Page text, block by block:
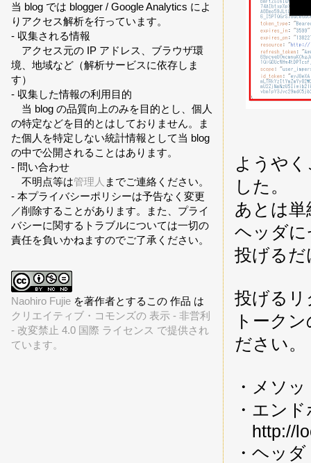
ようや
した。
あとは
ヘッダ
投げる
投げる
トーク
ださい。
・メソ
・エン
http://
・ヘッダ
当 blog では blogger / Google Analytics によ
りアクセス解析を行っています。
- 収集される情報
アクセス元の IP アドレス、ブラウザ環
境、地域など（解析サービスに依存しま
す）
- 収集した情報の利用目的
当 blog の品質向上のみを目的とし、個人
の特定などを目的とはしておりません。ま
た個人を特定しない統計情報として当 blog
の中で公開されることはあります。
- 問い合わせ
不明点等は管理人 までご連絡ください。
- 本プライバシーポリシーは予告なく変更
／削除することがあります。また、プライ
バシーに関するトラブルについては一切の
責任を負いかねますのでご了承ください。
Naohiro Fujie を著作者とするこの 作品 は
クリエイティブ・コモンズの 表示 - 非営利
- 改変禁止 4.0 国際 ライセンス で提供され
ています。